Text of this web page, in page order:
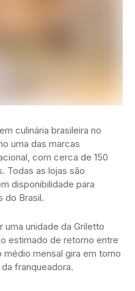
culinária brasileira no
uma das marcas
com cerca de 150
Todas as lojas são
disponibilidade para
do Brasil.
uma unidade da Griletto
estimado de retorno entre
mensal gira em torno
franqueadora.